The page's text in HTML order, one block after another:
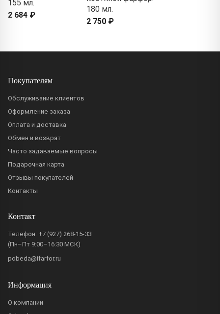
155 мл.
2 684 ₽
180 мл.
2 750 ₽
Покупателям
Обслуживание клиентов
Оформление заказа
Оплата и доставка
Обмен и возврат
Часто задаваемые вопросы
Подарочная карта
Отзывы покупателей
Контакты
Контакт
Телефон: +7 (927) 268-15-33
(Пн–Пт 9:00–16:30 МСК)
pobeda@ifarfor.ru
Информация
О компании